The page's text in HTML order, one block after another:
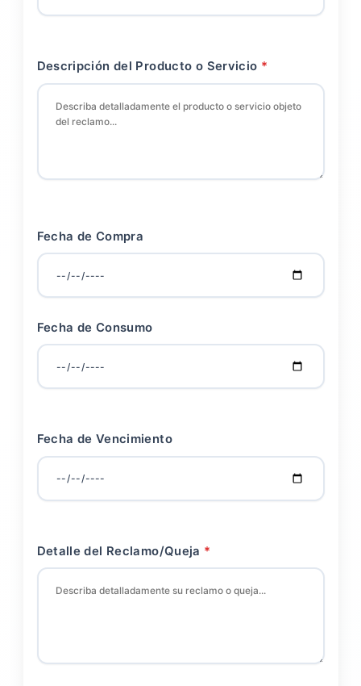
Descripción del Producto o Servicio
Fecha de Compra
Fecha de Consumo
Fecha de Vencimiento
Detalle del Reclamo/Queja